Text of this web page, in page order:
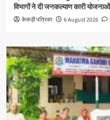
विभागों ने दी जनकल्याण कारी
केकड़ी पत्रिका 6 August 2026